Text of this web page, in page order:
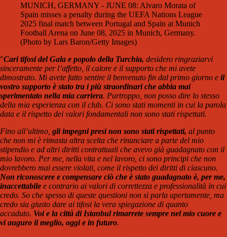
MUNICH, GERMANY - JUNE 08: Alvaro Morata of
Spain misses a penalty during the UEFA Nations League
2025 final match between Portugal and Spain at Munich
Football Arena on June 08, 2025 in Munich, Germany.
(Photo by Lars Baron/Getty Images)
"Cari tifosi del Gala e popolo della Turchia, desidero ringraziarvi
sinceramente per l’affetto, il calore e il supporto che mi avete
dimostrato. Mi avete fatto sentire il benvenuto fin dal primo giorno e il
vostro supporto è stato tra i più straordinari che abbia mai
sperimentato nella mia carriera. Purtroppo, non posso dire lo stesso
della mia esperienza con il club. Ci sono stati momenti in cui la parola
data e il rispetto dei valori fondamentali non sono stati rispettati.
Fino all’ultimo, gli impegni presi non sono stati rispettati, al punto
che non mi è rimasta altra scelta che rinunciare a parte del mio
stipendio e ad altri diritti contrattuali che avevo già guadagnato con il
mio lavoro. Per me, nella vita e nel lavoro, ci sono principi che non
dovrebbero mai essere violati, come il rispetto dei diritti di ciascuno.
Non riconoscere e compensare ciò che è stato guadagnato è, per me,
inaccettabile e contrario ai valori di correttezza e professionalità in cui
credo. So che spesso di queste questioni non si parla apertamente, ma
credo sia giusto dare ai tifosi la vera spiegazione di quanto
accaduto. Voi e la città di Istanbul rimarrete sempre nel mio cuore e
vi auguro il meglio, oggi e in futuro.